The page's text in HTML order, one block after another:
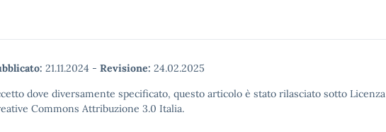
21.11.2024 - Revisione: 24.02.2025
dove diversamente specificato, questo articolo è stato rilasciato sotto Licenza
Commons Attribuzione 3.0 Italia.